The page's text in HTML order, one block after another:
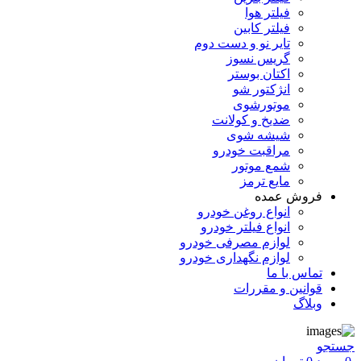
فیلتر هوا
فیلتر کابین
تایر نو و دست دوم
گریس نسوز
اکتان بوستر
انژکتور شو
موتورشوی
ضدیخ و کولانت
شیشه شوی
مراقبت خودرو
شمع موتور
مایع ترمز
فروش عمده
انواع روغن خودرو
انواع فیلتر خودرو
لوازم مصرفی خودرو
لوازم نگهداری خودرو
تماس با ما
قوانین و مقررات
وبلاگ
جستجو